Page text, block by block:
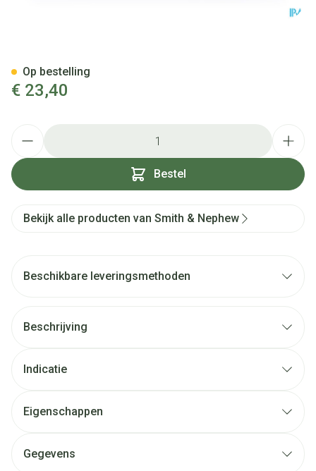
€ 23,40
Bestel
Op bestelling
Bekijk alle producten van Smith & Nephew
Beschikbare leveringsmethoden
Beschrijving
Indicatie
Eigenschappen
Gegevens